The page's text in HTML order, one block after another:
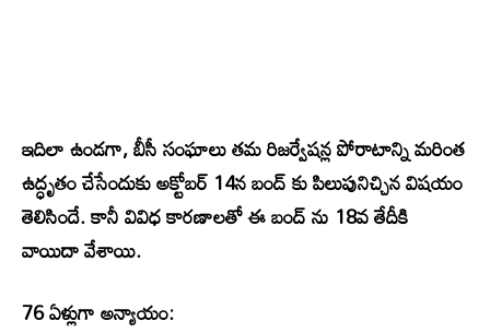
ఇదిలా ఉండగా, బీసీ సంఘాలు తమ రిజర్వేషన్ల పోరాటాన్ని మరింత
ఉద్ధృతం చేసేందుకు అక్టోబర్ 14న బంద్ కు పిలుపునిచ్చిన విషయం
తెలిసిందే. కానీ వివిధ కారణాలతో ఈ బంద్ ను 18వ తేదీకి
వాయిదా వేశాయి.
76 ఏళ్లుగా అన్యాయం: